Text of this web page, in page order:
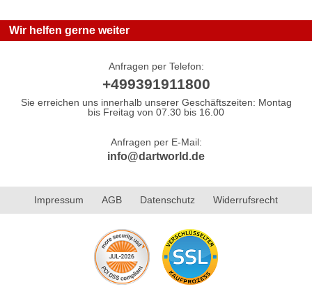
Wir helfen gerne weiter
Anfragen per Telefon:
+499391911800
Sie erreichen uns innerhalb unserer Geschäftszeiten: Montag
bis Freitag von 07.30 bis 16.00
Anfragen per E-Mail:
info@dartworld.de
Impressum AGB Datenschutz Widerrufsrecht